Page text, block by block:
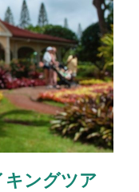
キングツア